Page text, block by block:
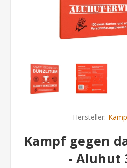
Hersteller:
Kampf gegen
- Aluhut